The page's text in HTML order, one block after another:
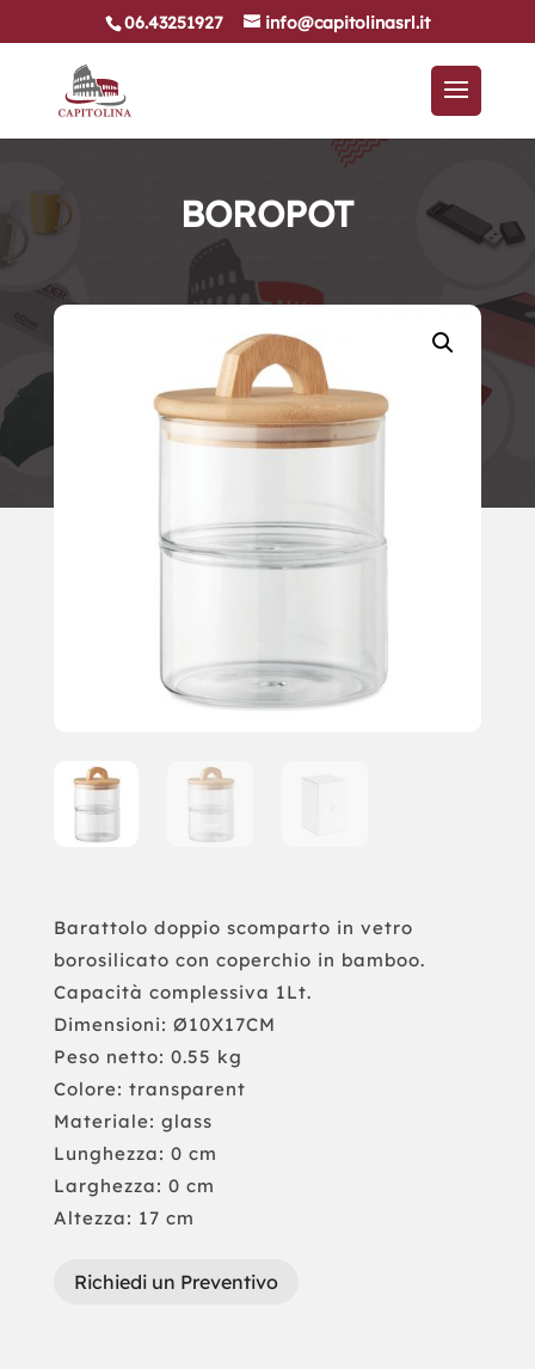
06.43251927 info@capitolinasrl.it
BOROPOT
Barattolo doppio scomparto in vetro
borosilicato con coperchio in bamboo.
Capacità complessiva 1Lt.
Dimensioni: Ø10X17CM
Peso netto: 0.55 kg
Colore: transparent
Materiale: glass
Lunghezza: 0 cm
Larghezza: 0 cm
Altezza: 17 cm
Richiedi un Preventivo